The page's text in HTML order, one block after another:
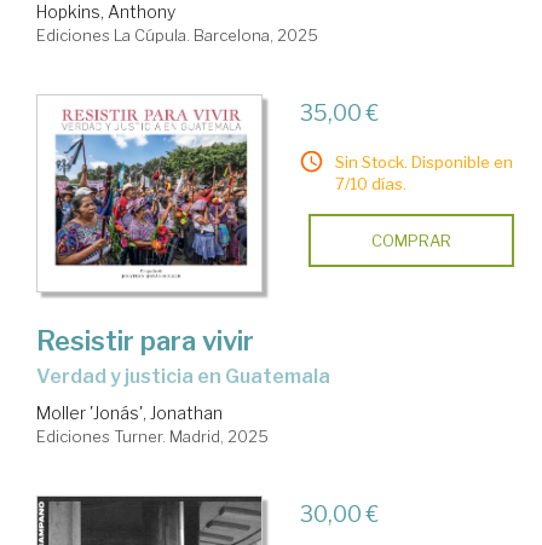
Hopkins, Anthony
Ediciones La Cúpula. Barcelona, 2025
35,00 €
Sin Stock. Disponible en
7/10 días.
COMPRAR
Resistir para vivir
Verdad y justicia en Guatemala
Moller 'Jonás', Jonathan
Ediciones Turner. Madrid, 2025
30,00 €